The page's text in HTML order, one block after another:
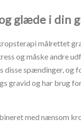
glæde i din
målrettet
og måske andre
disse spændinger, og
gravid og har brug
med nænsom